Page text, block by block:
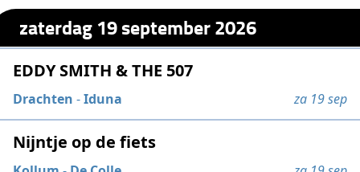
zaterdag 19 september 2026
EDDY SMITH & THE 507
Drachten -Iduna za 19 sep
Nijntje op de fiets